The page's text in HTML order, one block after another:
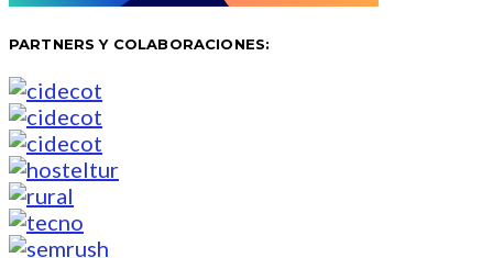
PARTNERS Y COLABORACIONES: